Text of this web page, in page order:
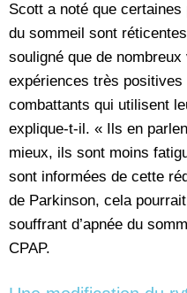
Scott a noté que certaines
du sommeil sont
souligné que de
expériences très positives
combattants qui utilisent
explique-t-il. « Ils en
mieux, ils sont moins
sont informées de cette
de Parkinson, cela
souffrant d’apnée du
CPAP.